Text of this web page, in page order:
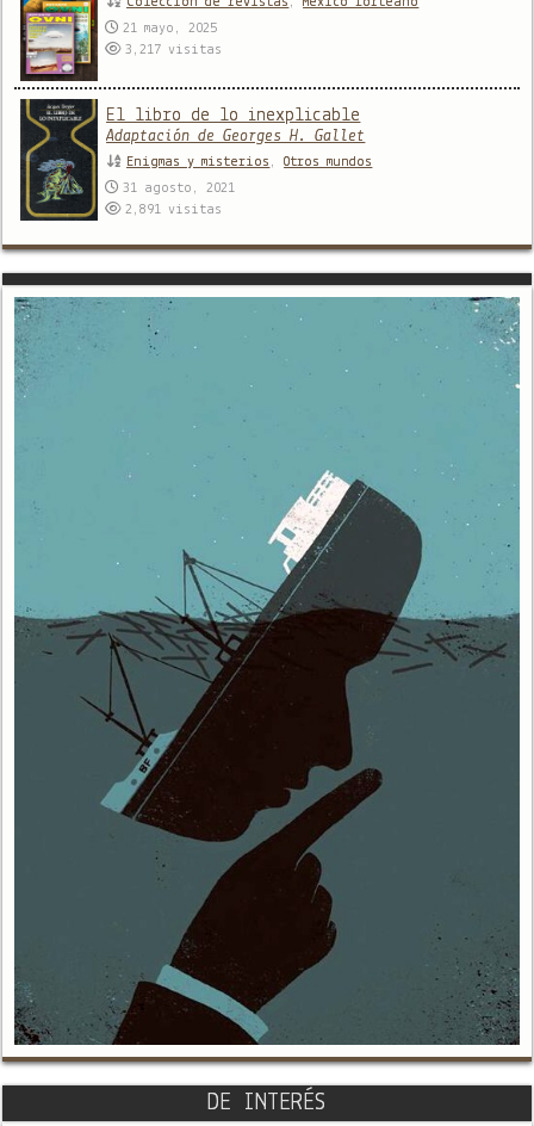
21 mayo, 2025
3,217visitas
El libro de lo inexplicable
Adaptación de Georges H. Gallet
Enigmas y misterios ,Otros mundos
31 agosto, 2021
2,891visitas
DE INTERÉS